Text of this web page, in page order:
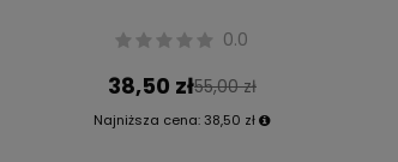
0.0
38,50 zł55,00 zł
Najniższa cena: 38,50 zł